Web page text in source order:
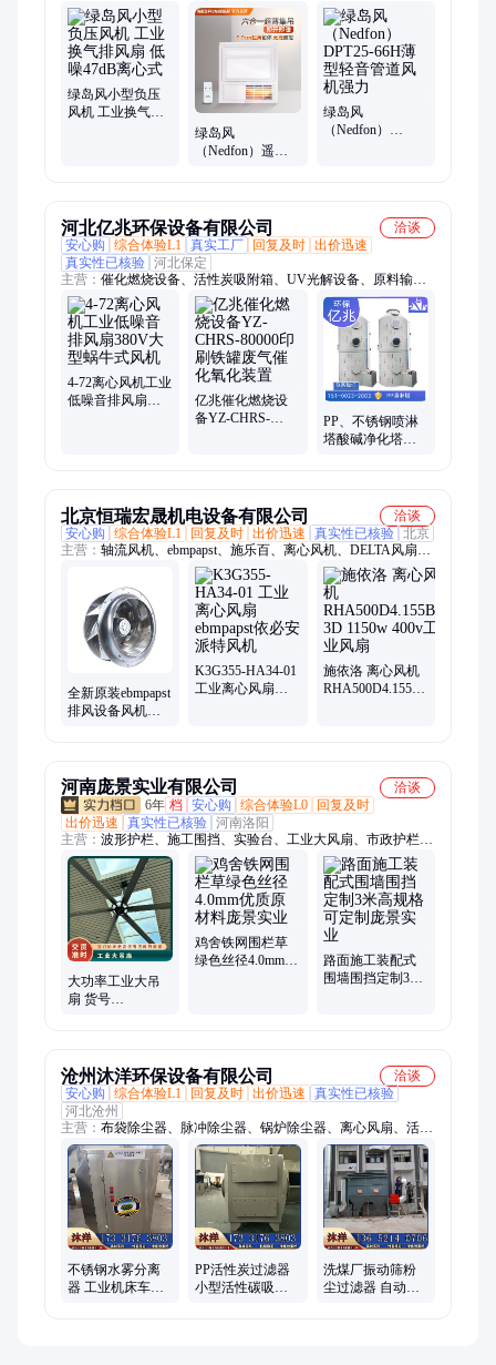
机、新风机、屋顶风机、混流风机、通风风机、管道排气、塑料
管道、空调风柜、管道风机、排烟防火阀、绿岛风新风、直流送
风机、多功能浴霸、大风量贯流、壁挂式浴霸、风量调节阀、大
风量水热、全热交换机、风帘机、绿岛风
绿岛风小型负压
风机 工业换气排
绿岛风
（Nedfon）遥控
绿岛风
（Nedfon）
河北亿兆环保设备有限公司
洽谈
安心购
综合体验L1 真实工厂 回复及时 出价迅速
真实性已核验 河北保定
主营： 催化燃烧设备、活性炭吸附箱、UV光解设备、原料输送
用离心风机、低温等离子、紫外线消毒器、RTO、明渠、臭氧发
生器
4-72离心风机工业
低噪音排风扇
亿兆催化燃烧设
备YZ-CHRS-
PP、不锈钢喷淋
塔酸碱净化塔耐
北京恒瑞宏晟机电设备有限公司
洽谈
安心购
综合体验L1 回复及时 出价迅速 真实性已核验 北京
主营： 轴流风机、ebmpapst、施乐百、离心风机、DELTA风扇、
SUNON风扇、Sanyo风扇、储能风扇、轴流风扇、wistro、防爆
风机、AHU风机、FFU风机、空调箱风机、制冷风机、冷凝器风
机、农牧风机、EC风机、充电桩风机、新能源风机
全新原装ebmpapst
排风设备风机
K3G355-HA34-01
工业离心风扇
施依洛 离心风机
RHA500D4.155B-
河南庞景实业有限公司
洽谈
6年 档 安心购 综合体验L0
回复及时
出价迅速
真实性已核验 河南洛阳
主营： 波形护栏、施工围挡、实验台、工业大风扇、市政护栏、
活动房、高速防撞垫、活动护栏、护栏网、声屏障、围墙护栏、
水泥仿木护栏、桥梁护栏、不锈钢柜子、缆索护栏、双层床
大功率工业大吊
扇 货号
鸡舍铁网围栏草
绿色丝径4.0mm优
路面施工装配式
围墙围挡定制3米
沧州沐洋环保设备有限公司
洽谈
安心购
综合体验L1 回复及时 出价迅速
真实性已核验
河北沧州
主营： 布袋除尘器、脉冲除尘器、锅炉除尘器、离心风扇、活性
炭吸附箱、pp喷淋塔、不锈钢气旋塔、滤筒除尘器、催化燃烧一
体机、水雾分离器、旋风除尘器、沙克龙、环保箱、干式过滤
箱、螺旋输送、卸料器、旱烟净化器、蜂窝碳、不锈钢喷淋塔、
碳钢喷淋塔、卧式喷淋塔、光氧净化器、多管油烟净化器、电捕
焦油器、吸气臂、等离子油烟净化器
不锈钢水雾分离
器 工业机床车间
PP活性炭过滤器
小型活性碳吸附
洗煤厂振动筛粉
尘过滤器 自动清